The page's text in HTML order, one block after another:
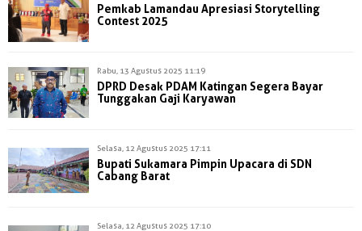
Pemkab Lamandau Apresiasi Storytelling
Contest 2025
Rabu, 13 Agustus 2025 11:19
DPRD Desak PDAM Katingan Segera Bayar
Tunggakan Gaji Karyawan
Selasa, 12 Agustus 2025 17:11
Bupati Sukamara Pimpin Upacara di SDN
Cabang Barat
Selasa, 12 Agustus 2025 17:10